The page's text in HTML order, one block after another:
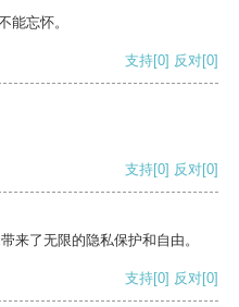
能忘怀。
支持[0] 反对[0]
支持[0] 反对[0]
来了无限的隐私保护和自由。
支持[0] 反对[0]